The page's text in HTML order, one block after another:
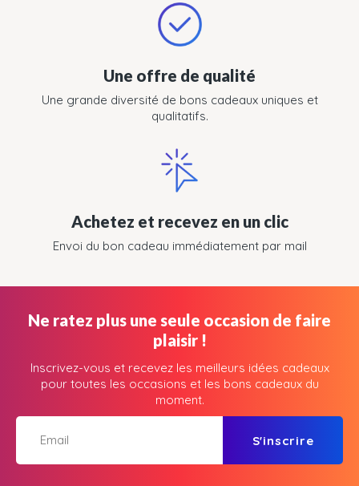
Une offre de qualité
Une grande diversité de bons cadeaux uniques et
qualitatifs.
Achetez et recevez en un clic
Envoi du bon cadeau immédiatement par mail
Ne ratez plus une seule occasion de faire
plaisir !
Inscrivez-vous et recevez les meilleurs idées cadeaux
pour toutes les occasions et les bons cadeaux du
moment.
S'inscrire